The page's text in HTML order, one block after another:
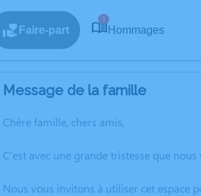
Faire-part
1
Hommages
Message de la famille
Chère famille, chers amis,
C’est avec une grande tristesse que
Nous vous invitons à utiliser cet espace